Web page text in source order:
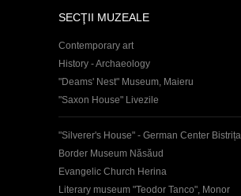
SECŢII MUZEALE
Contemporary art
History - Archaeology
"Deams' Nest" Museum, Maieru
"Saxon House" Livezile
"Silverer's House" - German Center Bistrița
Border Museum Năsăud
Evangelic Church Herina
Literary museum "Teodor Tanco", Monor